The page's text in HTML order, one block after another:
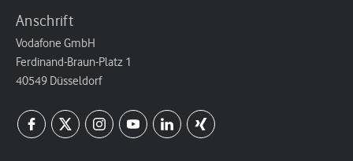
Anschrift
Vodafone GmbH
Ferdinand-Braun-Platz 1
40549 Düsseldorf